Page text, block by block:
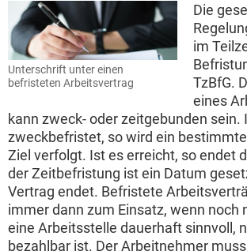
Unterschrift unter einen
befristeten Arbeitsvertrag
Die
im
TzBfG.
eines
kann zweck- oder zeitgebunden sein.
zweckbefristet, so wird ein
Ziel verfolgt. Ist es erreicht, so endet
der Zeitbefristung ist ein Datum
Vertrag endet. Befristete
immer dann zum Einsatz, wenn noch
eine Arbeitsstelle dauerhaft sinnvoll,
bezahlbar ist. Der Arbeitnehmer